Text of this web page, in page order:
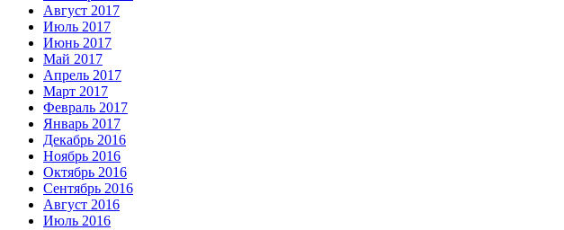
Август 2017
Июль 2017
Июнь 2017
Май 2017
Апрель 2017
Март 2017
Февраль 2017
Январь 2017
Декабрь 2016
Ноябрь 2016
Октябрь 2016
Сентябрь 2016
Август 2016
Июль 2016